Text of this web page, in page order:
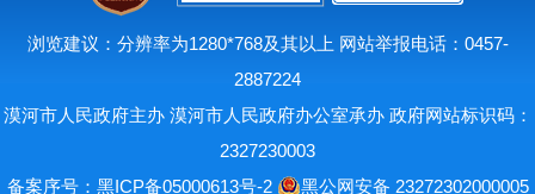
浏览建议：分辨率为1280*768及其以上 网站举报电话：0457-
2887224
漠河市人民政府主办 漠河市人民政府办公室承办 政府网站标识码：
2327230003
备案序号： 黑ICP备05000613号-2 黑公网安备 23272302000005